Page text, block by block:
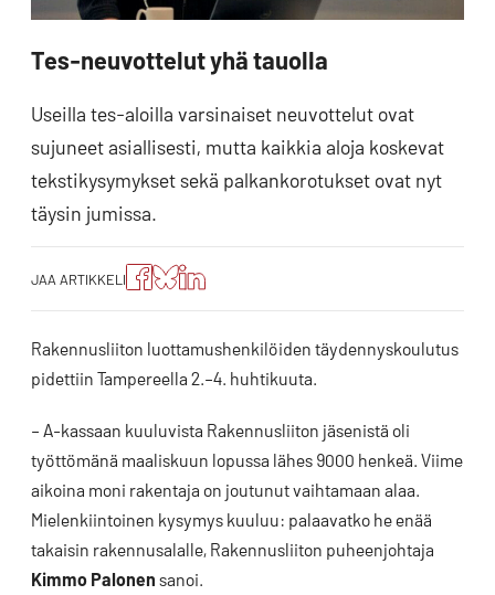
Tes-neuvottelut yhä tauolla
Useilla tes-aloilla varsinaiset neuvottelut ovat
sujuneet asiallisesti, mutta kaikkia aloja koskevat
tekstikysymykset sekä palkankorotukset ovat nyt
täysin jumissa.
JAA ARTIKKELI
Jaa
artikkeli
Facebookissa
Jaa
artikkeli
Blueskyssa
Jako:
Jaa
artikkeli
Rakennusliiton luottamushenkilöiden täydennyskoulutus
pidettiin Tampereella 2.–4. huhtikuuta.
– A-kassaan kuuluvista Rakennusliiton jäsenistä oli
työttömänä maaliskuun lopussa lähes 9000 henkeä. Viime
aikoina moni rakentaja on joutunut vaihtamaan alaa.
Mielenkiintoinen kysymys kuuluu: palaavatko he enää
takaisin rakennusalalle, Rakennusliiton puheenjohtaja
Kimmo Palonen sanoi.